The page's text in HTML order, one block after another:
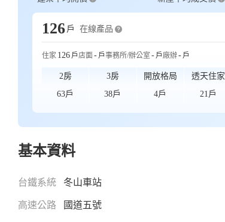
126 戶 在線產品
住家 126 戶店面 - 戶事務所/辦公室- 戶廠辦- 戶
2房
63戶
3房
38戶
開放格局
4戶
透天住家
21戶
基本資料
台鐵系統 冬山車站
高速公路 國道五號